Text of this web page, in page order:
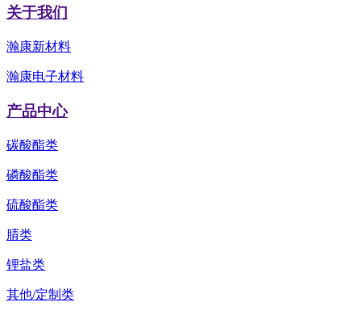
关于我们
瀚康新材料
瀚康电子材料
产品中心
碳酸酯类
磷酸酯类
硫酸酯类
腈类
锂盐类
其他/定制类